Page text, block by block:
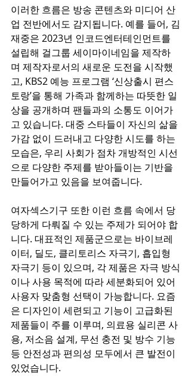
이러한 흐름은 방송 콘텐츠와 미디어 산
업 전반에서도 감지됩니다. 예를 들어, 김
재중은 2023년 인코드엔터테인먼트를
설립해 걸그룹 세이마이네임을 제작하
며 제작자로서의 새로운 도전을 시작했
고, KBS2 예능 프로그램 ‘신상출시 편스
토랑’을 통해 가족과 함께하는 따뜻한 일
상을 공개하며 팬들과의 소통도 이어가
고 있습니다. 대중 스타들이 자신의 삶을
가감 없이 드러내고 다양한 시도를 하는
모습은, 우리 사회가 점차 개방적인 시선
으로 다양한 주제를 받아들이는 기반을
만들어가고 있음을 보여줍니다.
여자섹스기구 또한 이런 흐름 속에서 당
당하게 다뤄질 수 있는 주제가 되어야 합
니다. 대표적인 제품군으로는 바이브레
이터, 딜도, 클리토리스 자극기, 흡입형
자극기 등이 있으며, 각 제품은 자극 방식
이나 사용 목적에 따라 세분화되어 있어
사용자 맞춤형 선택이 가능합니다. 요즘
은 디자인이 세련되고 기능이 고급화된
제품들이 주를 이루며, 의료용 실리콘 사
용, 저소음 설계, 무선 충전 및 방수 기능
등 안전성과 편의성 모두에서 큰 발전이
있었습니다.